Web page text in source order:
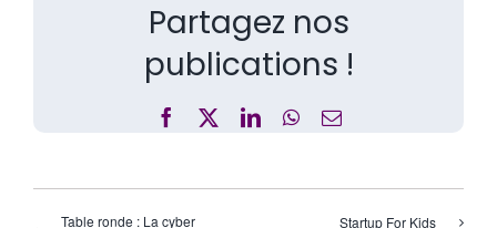
Partagez nos
publications !
Facebook
X LinkedInWhatsApp
Email
Table ronde : La cyber
Startup For Kids